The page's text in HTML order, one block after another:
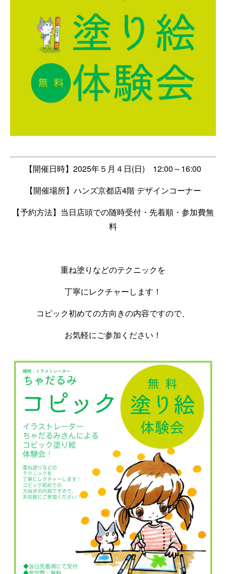
【開催日時】 2025年５月４日(日) 12:00～16:00
【開催場所】ハンズ京都店4階 デザインコーナー
【予約方法】当日店頭での随時受付・先着順・参加費無
料
重ね塗りなどのテクニックを
丁寧にレクチャーします！
コピック初めての方向きの内容ですので、
お気軽にご参加ください！